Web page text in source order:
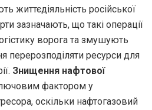
життєдіяльність російської
зазначають, що такі операції
ворога та змушують
перерозподіляти ресурси для
Знищення нафтової
фактором у
оскільки нафтогазовий